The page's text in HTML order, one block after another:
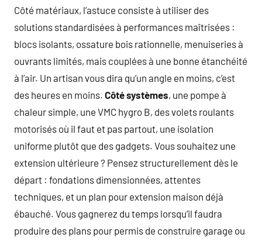
Côté matériaux, l’astuce consiste à utiliser des
solutions standardisées à performances maîtrisées :
blocs isolants, ossature bois rationnelle, menuiseries à
ouvrants limités, mais couplées à une bonne étanchéité
à l’air. Un artisan vous dira qu’un angle en moins, c’est
des heures en moins. Côté systèmes, une pompe à
chaleur simple, une VMC hygro B, des volets roulants
motorisés où il faut et pas partout, une isolation
uniforme plutôt que des gadgets. Vous souhaitez une
extension ultérieure ? Pensez structurellement dès le
départ : fondations dimensionnées, attentes
techniques, et un plan pour extension maison déjà
ébauché. Vous gagnerez du temps lorsqu’il faudra
produire des plans pour permis de construire garage ou